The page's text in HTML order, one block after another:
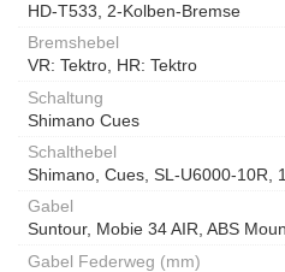
HD-T533, 2-Kolben-Bremse
Bremshebel
VR: Tektro, HR: Tektro
Schaltung
Shimano Cues
Schalthebel
Shimano, Cues, SL-U6000-10R,
Gabel
Suntour, Mobie 34 AIR, ABS
Gabel Federweg (mm)